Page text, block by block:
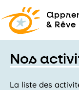
a
& Rêve
Nos
La liste des